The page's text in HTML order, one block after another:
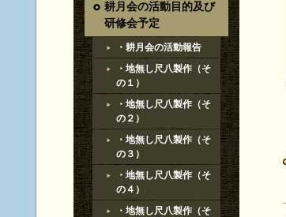
耕月会の活動目的及び
研修会予定
・耕月会の活動報告
・地無し尺八製作（そ
の１）
・地無し尺八製作（そ
の２）
・地無し尺八製作（そ
の３）
・地無し尺八製作（そ
の４）
・地無し尺八製作（そ